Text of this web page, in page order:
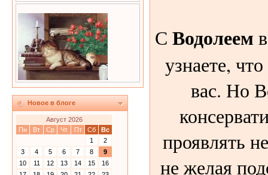
Новое в блоге
Август 2026
Пн
Вт Ср Чт Пт Сб
Вс
1
2
3
4 5 6 7 8
9
10
11 12 13 14 15
16
С Водолеем
узнаете,
вас. Но
проявлять
не желая